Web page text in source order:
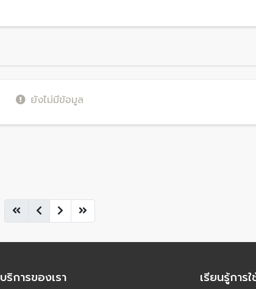
ยังไม่มีข้อมูล
บริการของเรา เรียนรู้การ